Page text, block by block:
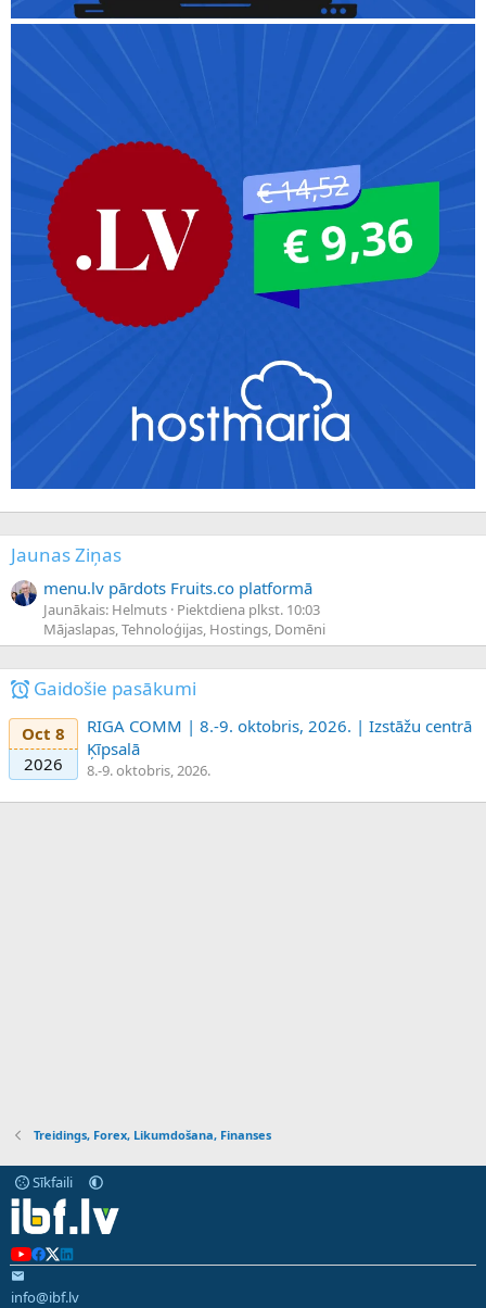
Jaunas Ziņas
menu.lv pārdots Fruits.co platformā
Jaunākais: Helmuts Piektdiena plkst. 10:03
Mājaslapas, Tehnoloģijas, Hostings, Domēni
Gaidošie pasākumi
Oct 8
2026
RIGA COMM | 8.-9. oktobris, 2026. | Izstāžu centrā
Ķīpsalā
8.-9. oktobris, 2026.
Treidings, Forex, Likumdošana, Finanses
Sīkfaili
info@ibf.lv